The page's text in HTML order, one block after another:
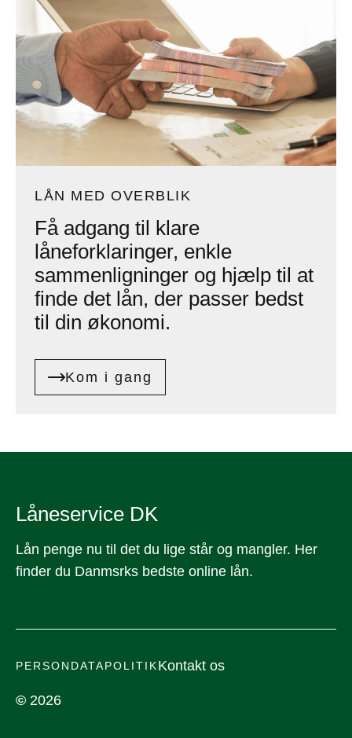
LÅN MED OVERBLIK
Få adgang til klare
låneforklaringer, enkle
sammenligninger og hjælp til at
finde det lån, der passer bedst
til din økonomi.
Kom i gang
Låneservice DK
Lån penge nu til det du lige står og mangler. Her
finder du Danmsrks bedste online lån.
PERSONDATAPOLITIKKontakt os
© 2026